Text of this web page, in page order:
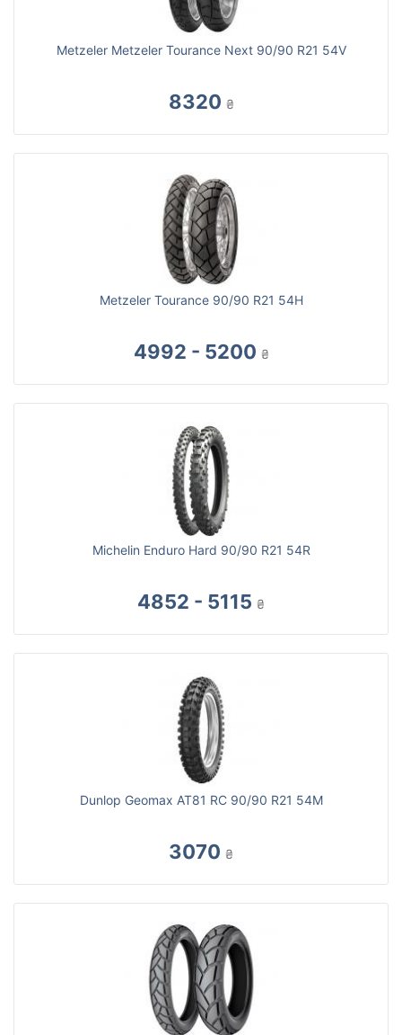
Metzeler Metzeler Tourance Next 90/90 R21 54V
8320 ₴
Metzeler Tourance 90/90 R21 54H
4992 - 5200 ₴
Michelin Enduro Hard 90/90 R21 54R
4852 - 5115 ₴
Dunlop Geomax AT81 RC 90/90 R21 54M
3070 ₴